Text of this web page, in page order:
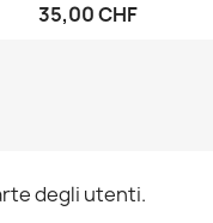
35,00 CHF
degli utenti.